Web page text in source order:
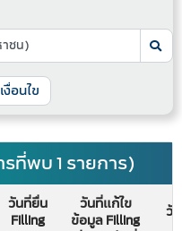
งื่อนไข
ที่พบ 1 รายการ)
วันที่ยื่น
Filling
วันที่แก้ไข
ข้อมูล Filling
วั